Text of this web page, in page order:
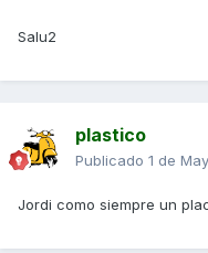
Salu2
plastico
Publicado 1 de
Jordi como siempre un